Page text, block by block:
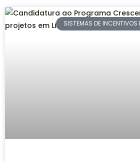
SISTEMAS DE